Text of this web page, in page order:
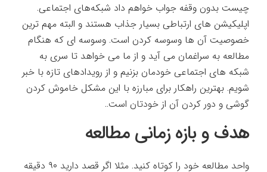
چیست بدون وقفه جواب خواهم داد شبکه‌های اجتماعی.
اپلیکیشن های ارتباطی بسیار جذاب هستند و البته مهم ترین
خصوصیت آن ها وسوسه کردن است. وسوسه ای که هنگام
مطالعه به سراغمان می آید و از ما می خواهد تا سری به
شبکه های اجتماعی خودمان بزنیم و از رویدادهای تازه با خبر
شویم. بهترین راهکار برای مبارزه با این مشکل خاموش کردن
گوشی و دور کردن آن از خودتان است..
هدف و بازه زمانی مطالعه
واحد مطالعه خود را کوتاه کنید. مثلا اگر قصد دارید ۹۰ دقیقه